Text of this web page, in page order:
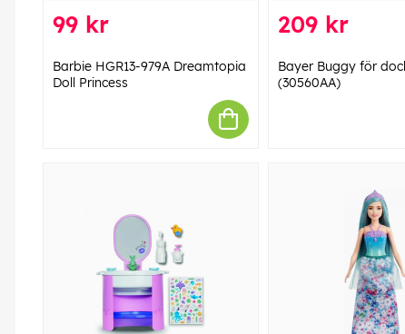
99 kr
Barbie HGR13-979A Dreamtopia
Doll Princess
209 kr
Bayer Buggy för
(30560AA)